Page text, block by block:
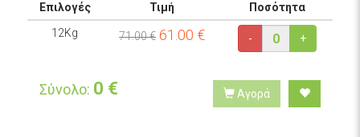
Επιλογές Τιμή
Ποσότητα
12Kg
71.00 € 61.00 € - +
Σύνολο: 0 € Αγορά